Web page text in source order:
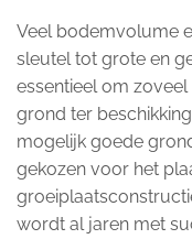
Veel bodemvolume
sleutel tot grote en
essentieel om
grond ter
mogelijk goede
gekozen voor het
wordt al jaren met